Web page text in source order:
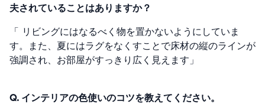
夫されていることはありますか？
「 リビングにはなるべく物を置かないようにしていま
す。また、夏にはラグをなくすことで床材の縦のラインが
強調され、お部屋がすっきり広く見えます」
Q. インテリアの色使いのコツを教えてください。